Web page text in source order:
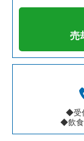
カフェの居抜
テイクアウトの
お弁当・惣菜
カラオケ・パ
バーの居抜き売
愛知県の飲食
岐阜県の飲食店
三重県の飲食
大阪市福島区
豊中市の飲食店
大阪市都島区
大阪市阿倍野
東大阪市の飲食
大阪府の焼肉
大阪府の鉄板焼
大阪府のアジ
大阪府のカフ
大阪府のテイク
大阪市西区の
大阪市西区のカ
大阪市西区の
大阪市西区の
売
◆受
◆飲食